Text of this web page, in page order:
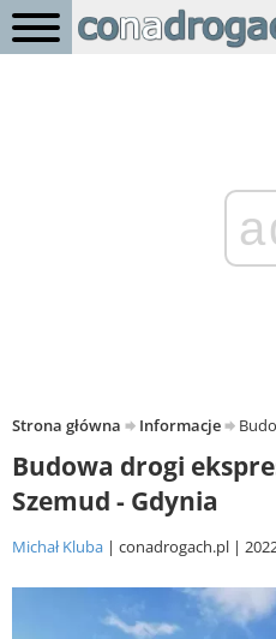
Strona główna Informacje
Budowa drogi
Szemud - Gdynia
Michał Kluba conadrogach.pl